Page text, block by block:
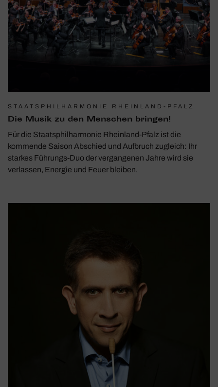
STAATSPHILHARMONIE RHEINLAND-PFALZ
Die Musik zu den ­Menschen bringen!
Für die Staatsphilharmonie Rheinland-Pfalz ist die
kommende Saison Abschied und Aufbruch zugleich: Ihr
starkes Führungs-Duo der vergangenen Jahre wird sie
verlassen, Energie und Feuer bleiben.